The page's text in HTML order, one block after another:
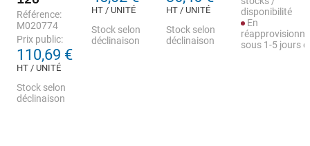
Référence:
M020774
Prix public:
110,69 €
HT / UNITÉ
Stock selon
déclinaison
HT / UNITÉ
Stock selon
déclinaison
HT / UNITÉ
Stock selon
déclinaison
disponibilité
En
sous 1-5 jours